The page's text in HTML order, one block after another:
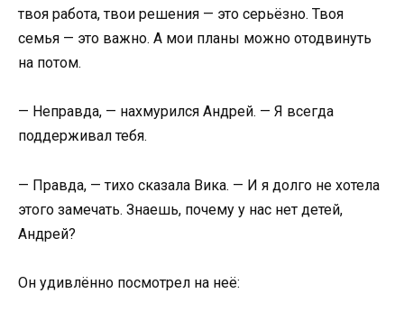
твоя работа, твои решения — это серьёзно. Твоя
семья — это важно. А мои планы можно отодвинуть
на потом.
— Неправда, — нахмурился Андрей. — Я всегда
поддерживал тебя.
— Правда, — тихо сказала Вика. — И я долго не хотела
этого замечать. Знаешь, почему у нас нет детей,
Андрей?
Он удивлённо посмотрел на неё: